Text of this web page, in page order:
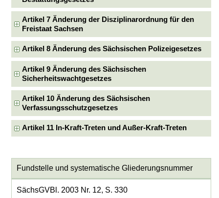
Artikel 7 Änderung der Disziplinarordnung für den
Freistaat Sachsen
Artikel 8 Änderung des Sächsischen Polizeigesetzes
Artikel 9 Änderung des Sächsischen
Sicherheitswachtgesetzes
Artikel 10 Änderung des Sächsischen
Verfassungsschutzgesetzes
Artikel 11 In-Kraft-Treten und Außer-Kraft-Treten
Fundstelle und systematische Gliederungsnummer
SächsGVBl. 2003 Nr. 12, S. 330